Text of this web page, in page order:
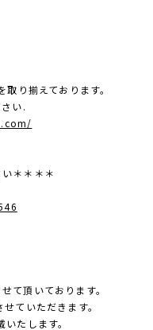
り揃えております。
い.
＊＊＊＊
て頂いております。
ていただきます。
たします。